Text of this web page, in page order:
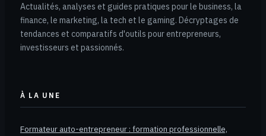
Actualités, analyses et guides pratiques pour le business, la
finance, le marketing, la tech et le gaming. Décryptages de
tendances et comparatifs d'outils pour entrepreneurs,
investisseurs et passionnés.
À LA UNE
Formateur auto-entrepreneur : formation professionnelle,